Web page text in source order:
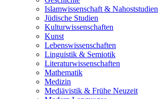
Islamwissenschaft & Nahoststudien
Jüdische Studien
Kulturwissenschaften
Kunst
Lebenswissenschaften
Linguistik & Semiotik
Literaturwissenschaften
Mathematik
Medizin
Mediävistik & Frühe Neuzeit